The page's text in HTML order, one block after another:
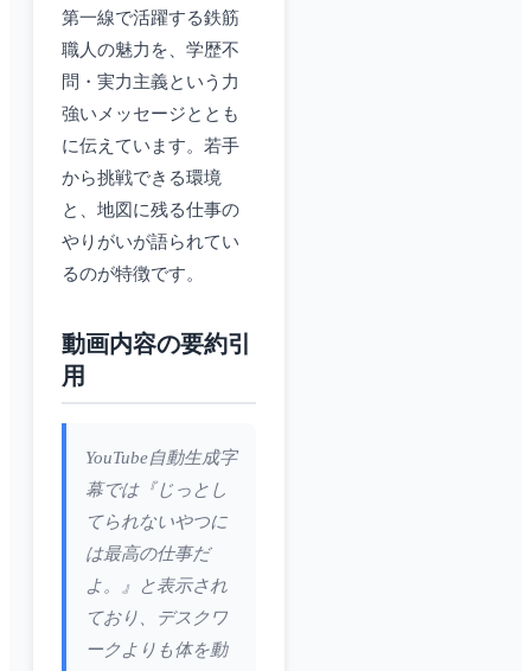
第一線で活躍する鉄筋
職人の魅力を、学歴不
問・実力主義という力
強いメッセージととも
に伝えています。若手
から挑戦できる環境
と、地図に残る仕事の
やりがいが語られてい
るのが特徴です。
動画内容の要約引
用
YouTube自動生成字
幕では『じっとし
てられないやつに
は最高の仕事だ
よ。』と表示され
ており、デスクワ
ークよりも体を動